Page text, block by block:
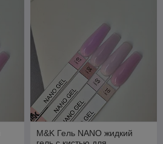
M&K Гель NANO жидкий